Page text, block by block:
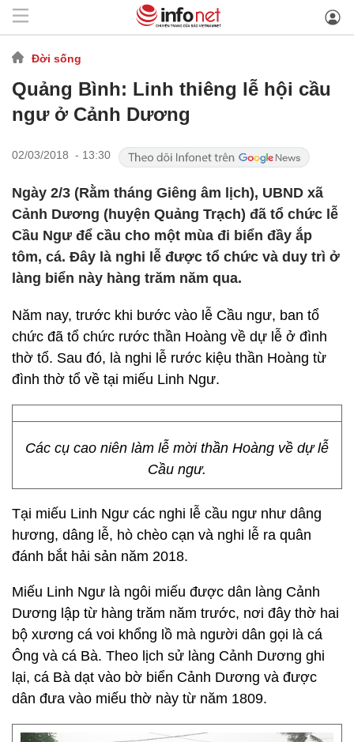
Đời sống
Quảng Bình: Linh thiêng lễ hội cầu
ngư ở Cảnh Dương
02/03/2018 - 13:30
Ngày 2/3 (Rằm tháng Giêng âm lịch), UBND xã
Cảnh Dương (huyện Quảng Trạch) đã tổ chức lễ
Cầu Ngư để cầu cho một mùa đi biển đầy ắp
tôm, cá. Đây là nghi lễ được tổ chức và duy trì ở
làng biển này hàng trăm năm qua.
Năm nay, trước khi bước vào lễ Cầu ngư, ban tổ
chức đã tổ chức rước thần Hoàng về dự lễ ở đình
thờ tổ. Sau đó, là nghi lễ rước kiệu thần Hoàng từ
đình thờ tổ về tại miếu Linh Ngư.
Các cụ cao niên làm lễ mời thần Hoàng về dự lễ
Cầu ngư.
Tại miếu Linh Ngư các nghi lễ cầu ngư như dâng
hương, dâng lễ, hò chèo cạn và nghi lễ ra quân
đánh bắt hải sản năm 2018.
Miếu Linh Ngư là ngôi miếu được dân làng Cảnh
Dương lập từ hàng trăm năm trước, nơi đây thờ hai
bộ xương cá voi khổng lồ mà người dân gọi là cá
Ông và cá Bà. Theo lịch sử làng Cảnh Dương ghi
lại, cá Bà dạt vào bờ biển Cảnh Dương và được
dân đưa vào miếu thờ này từ năm 1809.